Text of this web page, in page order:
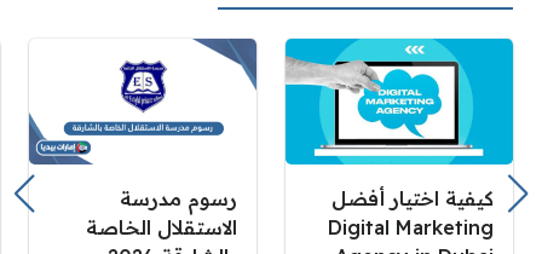
كيفية اختيار أفضل
Digital Marketing
رسوم مدرسة
الاستقلال الخاصة